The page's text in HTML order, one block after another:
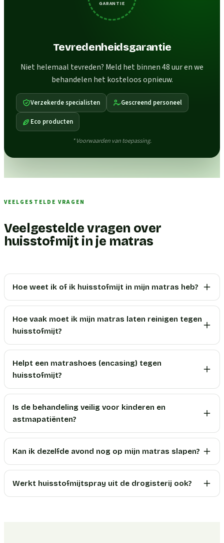
GARANTIE
Tevredenheidsgarantie
Niet helemaal tevreden? Meld het binnen 48 uur en we
behandelen het kosteloos opnieuw.
Verzekerde specialisten Gescreend personeel
Eco producten
* Voorwaarden van toepassing.
VEELGESTELDE VRAGEN
Veelgestelde vragen over
huisstofmijt in je matras
Hoe weet ik of ik huisstofmijt in mijn matras heb?
Hoe vaak moet ik mijn matras laten reinigen tegen
huisstofmijt?
Helpt een matrashoes (encasing) tegen
huisstofmijt?
Is de behandeling veilig voor kinderen en
astmapatiënten?
Kan ik dezelfde avond nog op mijn matras slapen?
Werkt huisstofmijtspray uit de drogisterij ook?